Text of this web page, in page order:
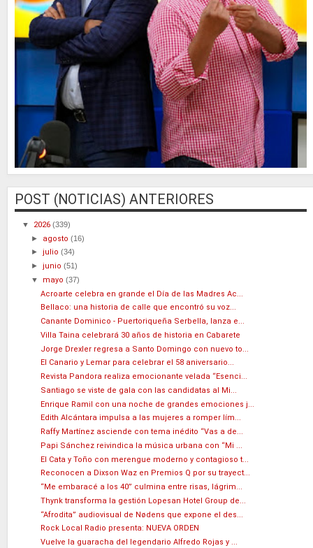
POST (NOTICIAS) ANTERIORES
▼ 2026 (339)
► agosto(16)
►julio(34)
►junio(51)
▼ mayo(37)
Acroarte celebra en grande el Día de las Madres Ac...
Bellaco: una historia de calle que encontró su voz...
Canante Dominico - Puertoriqueña Serbella, lanza e...
Villa Taina celebrará 30 años de historia en Cabarete
Jorge Drexler regresa a Santo Domingo con nuevo to...
El Canario y Lemar para celebrar el 58 aniversario...
Revista Pandora realiza emocionante velada “Esenci...
Santiago se viste de gala con las candidatas al Mi...
Enrique Ramil con una noche de grandes emociones j...
Edith Alcántara impulsa a las mujeres a romper lím...
Raffy Martínez asciende con tema inédito “Vas a de...
Papi Sánchez reivindica la música urbana con “Mi ...
El Cata y Toño con merengue moderno y contagioso t...
Reconocen a Dixson Waz en Premios Q por su trayect...
“Me embaracé a los 40” culmina entre risas, lágrim...
Thynk transforma la gestión Lopesan Hotel Group de...
“Afrodita” audiovisual de Nødens que expone el des...
Rock Local Radio presenta: NUEVA ORDEN
Vuelve la guaracha del legendario Alfredo Rojas y ...